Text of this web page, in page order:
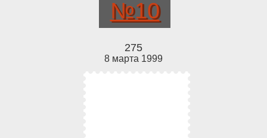
№10
275
8 марта 1999